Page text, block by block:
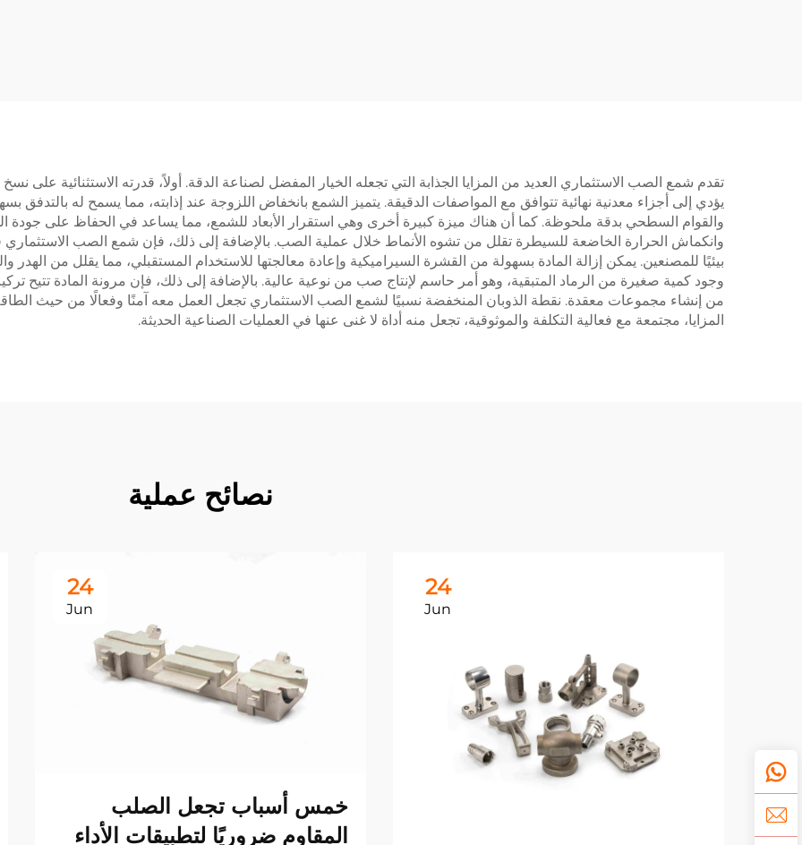
تقدم شمع الصب الاستثماري العديد من المزايا الجذابة التي تجعله الخيار المفضل لصناعة الدقة. أولاً، قدرته الاستثنائية على
يؤدي إلى أجزاء معدنية نهائية تتوافق مع المواصفات الدقيقة. يتميز الشمع بانخفاض اللزوجة عند إذابته، مما يسمح له بالتدفق
والقوام السطحي بدقة ملحوظة. كما أن هناك ميزة كبيرة أخرى وهي استقرار الأبعاد للشمع، مما يساعد في الحفاظ على جودة
وانكماش الحرارة الخاضعة للسيطرة تقلل من تشوه الأنماط خلال عملية الصب. بالإضافة إلى ذلك، فإن شمع الصب الاستثماري
بيئيًا للمصنعين. يمكن إزالة المادة بسهولة من القشرة السيراميكية وإعادة معالجتها للاستخدام المستقبلي، مما يقلل من
وجود كمية صغيرة من الرماد المتبقية، وهو أمر حاسم لإنتاج صب من نوعية عالية. بالإضافة إلى ذلك، فإن مرونة المادة تتيح
من إنشاء مجموعات معقدة. نقطة الذوبان المنخفضة نسبيًا لشمع الصب الاستثماري تجعل العمل معه آمنًا وفعالًا من حيث
المزايا، مجتمعة مع فعالية التكلفة والموثوقية، تجعل منه أداة لا غنى عنها في العمليات الصناعية الحديثة.
نصائح عملية
24
Jun
24
Jun
خمس أسباب تجعل الصلب
المقاوم ضروريًا لتطبيقات الأداء